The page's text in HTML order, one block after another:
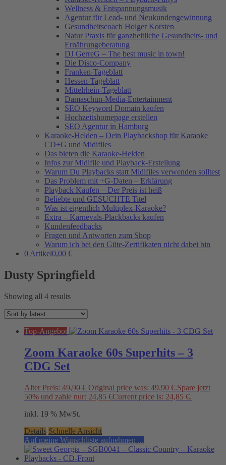
Wellness & Entspannungsmusik
Agentur für Lead- und Neukundengewinnung
Gesundheitscoach Holger Korsten
Natur Praxis für ganzheitliche Gesundheits- und
Ernährungeberatung
DJ GerreG – The best music in town!
Die Disco-Company
Franken-Tageblatt
Hessen-Tageblatt
Mittelrhein-Tageblatt
Damaschun-Media-Entertainment
SEO Keyword Domain kaufen
Hochzeitshomepage erstellen
SEO Agentur in Hamburg
Karaoke-Helden – Dein Playbackshop für Karaoke
CD+G und Midifiles
Das bieten die Karaoke-Helden
Infos zur Midifile und Playback-Erstellung
Warum Du Playbacks statt Midifiles verwenden solltest
Das Problem mit +G-Daten – Erklärung
Playback Kaufen – Der Preis ist heiß
Beliebte und GESUCHTE Titel
Was ist eigentlich Multiplex-Karaoke?
Extra – Karnevals-Plackbacks kaufen
Kundenfeedbacks
Fragen und Antworten zum Shop
Warum ich bei den Güte-Zertifikaten nicht dabei bin
0 Artikel0,00 €
Dusty Springfield
Showing all 4 results
Top-Angebot
Zoom Karaoke 60s Superhits – 3
CDG Set
Alter Preis: 49,90€ Original price was: 49,90 €.Spare jetzt
50% und zahle nur: 24,85 €Current price is: 24,85 €.
inkl. 19 % MwSt.
Details Schnelle Ansicht
Auf meine Wunschliste aufnehmen ...